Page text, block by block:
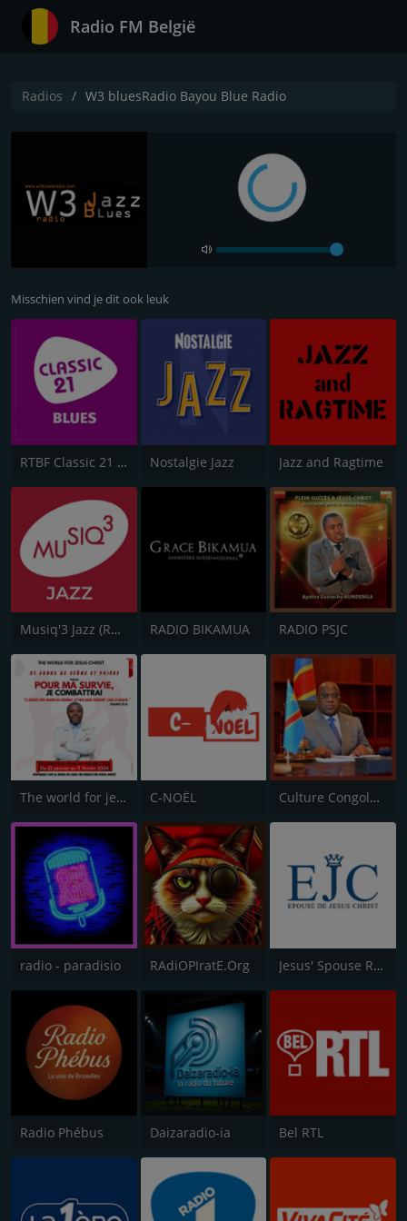
Radio FM België
Radios W3 bluesRadio Bayou Blue Radio
Misschien vind je dit ook leuk
RTBF Classic 21 Blues Nostalgie Jazz Jazz and Ragtime
Musiq'3 Jazz (RTBF) RADIO BIKAMUA RADIO PSJC
The world for jesus christ C-NOËL Culture Congolaise
radio - paradisio RAdiOPIratE.Org Jesus' Spouse Radio (JSR)
Radio Phébus Daizaradio-ia Bel RTL